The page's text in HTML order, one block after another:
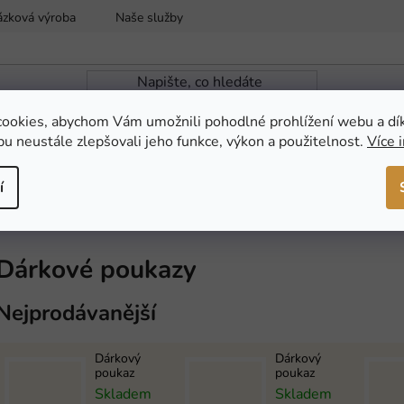
abychom Vám umožnili pohodlné prohlížení webu a
neustále zlepšovali jeho funkce, výkon a použitelnost. Více
výroba Naše služby
AKCE
poukazy
Dárkový
poukaz
Skladem
Dárkový
poukaz
Skladem